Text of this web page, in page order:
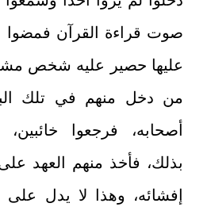
صوت قراءة القرآن فمضوا
عليها حصير عليه شخص
من دخل منهم في تلك
أصحابه، فرجعوا خائبين،
بذلك، فأخذ منهم العهد
إفشائه، وهذا لا يدل على